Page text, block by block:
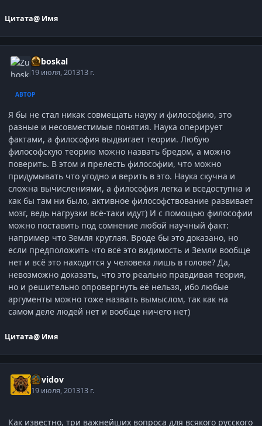
Цитата@ Имя
Zuboskal
19 июля, 201313 г.
АВТОР
Я бы не стал никак совмещать науку и философию, это
разные и несовместимые понятия. Наука оперирует
фактами, а философия выдвигает теории. Любую
философскую теорию можно назвать бредом, а можно
поверить. В этом и прелесть философии, что можно
придумывать что угодно и верить в это. Наука скучна и
сложна вычислениями, а философия легка и вседоступна и
как бы там ни было, активное философствование развивает
мозг, ведь нагрузки всё-таки идут) И с помощью философии
можно поставить под сомнение любой научный факт:
например что Земля круглая. Вроде бы это доказано, но
если предположить что всё это видимость и Земли вообще
нет и всё это находится у человека лишь в голове? Да,
невозможно доказать, что это реально правдивая теория,
но и решительно опровергнуть её нельзя, ибо любые
аргументы можно тоже назвать вымыслом, так как на
самом деле людей нет и вообще ничего нет)
Цитата@ Имя
Davidov
19 июля, 201313 г.
Как известно, три важнейших вопроса для всякого русского